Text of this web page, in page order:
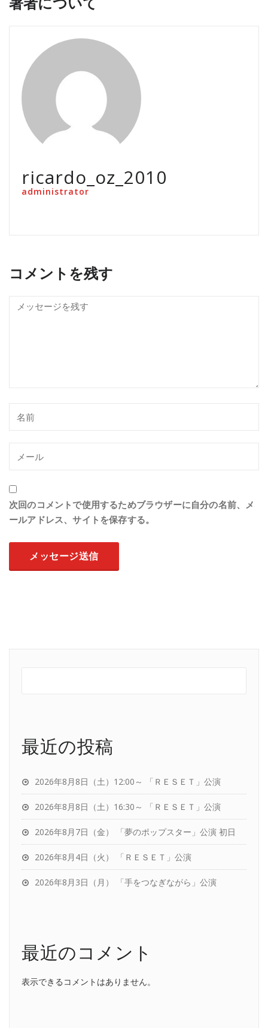
ricardo_oz_2010
administrator
コメントを残す
次回のコメントで使用するためブラウザーに自分の名前、メ
ールアドレス、サイトを保存する。
最近の投稿
2026年8月8日（土）12:00～ 「ＲＥＳＥＴ」公演
2026年8月8日（土）16:30～ 「ＲＥＳＥＴ」公演
2026年8月7日（金） 「夢のポップスター」公演 初日
2026年8月4日（火） 「ＲＥＳＥＴ」公演
2026年8月3日（月） 「手をつなぎながら」公演
最近のコメント
表示できるコメントはありません。